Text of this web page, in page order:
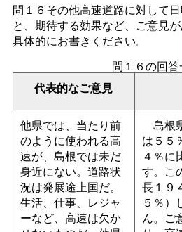
問１６その他高速道路に対して
と、期待する効果など、ご意見
具体的にお書きください。
代表的なご意見
問１６の回答
他県では、当たり前
のように使われる高
速が、島根では未だ
身近にない。道路状
況は発展途上国だ。
生活、仕事、レジャ
ーなど、高速は欠か
島根
は５５
４％に
す。こ
長１９
５％）
ん。ご